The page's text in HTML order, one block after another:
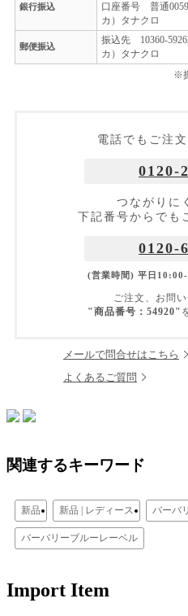
銀行振込
口座番号 普通
カ）タナクロ
郵便振込
振込先 10360-
カ）タナクロ
※
電話でもご注
0120-
つながりに
下記番号からでも
0120-
(営業時間) 平日
ご注文、お問
"商品番号：54920"
メールで問合せはこちら
よくあるご質問
関連するキーワード
新品 新品 | レディース バーバ
バーバリーブルーレーベル
Import Item